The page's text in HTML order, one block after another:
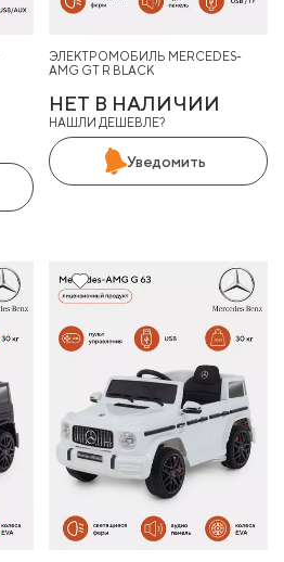
ЭЛЕКТРОМОБИЛЬ MERCEDES-
AMG GT R BLACK
НЕТ В НАЛИЧИИ
НАШЛИ ДЕШЕВЛЕ?
Уведомить
30%